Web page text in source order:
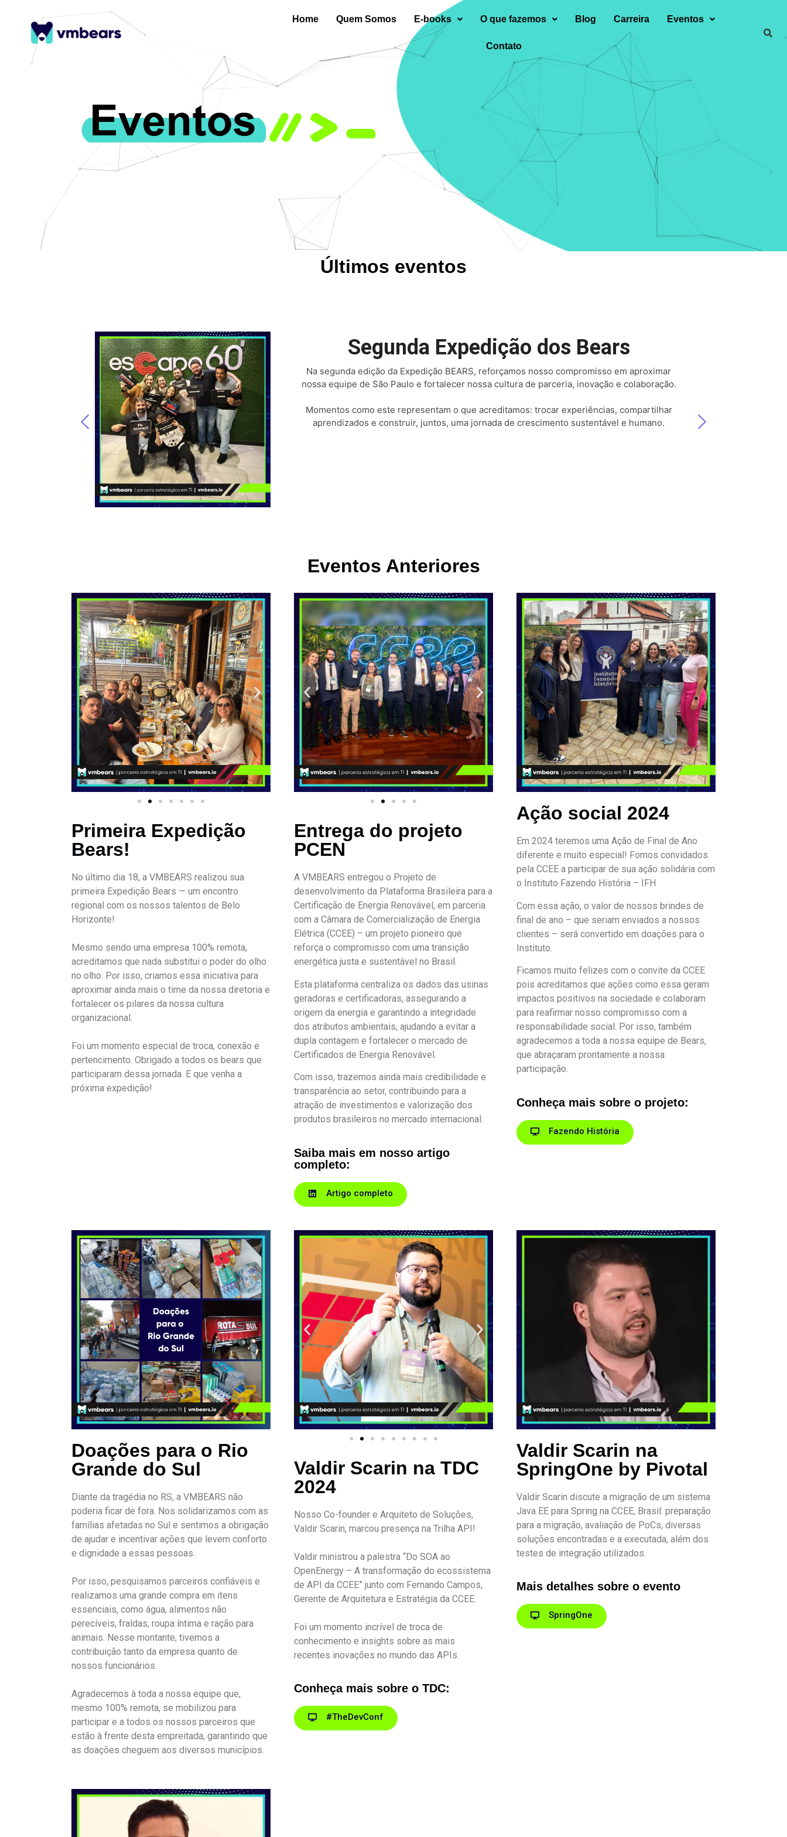
Home Quem Somos E-books O que fazemos Blog Carreira Eventos
Contato
Últimos eventos
Segunda Expedição dos Bears
Na segunda edição da Expedição BEARS, reforçamos nosso compromisso em aproximar
nossa equipe de São Paulo e fortalecer nossa cultura de parceria, inovação e colaboração.
Momentos como este representam o que acreditamos: trocar experiências, compartilhar
aprendizados e construir, juntos, uma jornada de crescimento sustentável e humano.
Eventos Anteriores
Primeira Expedição
Bears!
No último dia 18, a VMBEARS realizou sua
primeira Expedição Bears — um encontro
regional com os nossos talentos de Belo
Horizonte!
Mesmo sendo uma empresa 100% remota,
acreditamos que nada substitui o poder do olho
no olho. Por isso, criamos essa iniciativa para
aproximar ainda mais o time da nossa diretoria e
fortalecer os pilares da nossa cultura
organizacional.
Foi um momento especial de troca, conexão e
pertencimento. Obrigado a todos os bears que
participaram dessa jornada. E que venha a
próxima expedição!
Entrega do projeto
PCEN
A VMBEARS entregou o Projeto de
desenvolvimento da Plataforma Brasileira para a
Certificação de Energia Renovável, em parceria
com a Câmara de Comercialização de Energia
Elétrica (CCEE) – um projeto pioneiro que
reforça o compromisso com uma transição
energética justa e sustentável no Brasil.
Esta plataforma centraliza os dados das usinas
geradoras e certificadoras, assegurando a
origem da energia e garantindo a integridade
dos atributos ambientais, ajudando a evitar a
dupla contagem e fortalecer o mercado de
Certificados de Energia Renovável.
Com isso, trazemos ainda mais credibilidade e
transparência ao setor, contribuindo para a
atração de investimentos e valorização dos
produtos brasileiros no mercado internacional.
Saiba mais em nosso artigo
completo:
Artigo completo
Ação social 2024
Em 2024 teremos uma Ação de Final de Ano
diferente e muito especial! Fomos convidados
pela CCEE a participar de sua ação solidária com
o Instituto Fazendo História – IFH
Com essa ação, o valor de nossos brindes de
final de ano – que seriam enviados a nossos
clientes – será convertido em doações para o
Instituto.
Ficamos muito felizes com o convite da CCEE
pois acreditamos que ações como essa geram
impactos positivos na sociedade e colaboram
para reafirmar nosso compromisso com a
responsabilidade social. Por isso, também
agradecemos a toda a nossa equipe de Bears,
que abraçaram prontamente a nossa
participação.
Conheça mais sobre o projeto:
Fazendo História
Doações para o Rio
Grande do Sul
Diante da tragédia no RS, a VMBEARS não
poderia ficar de fora. Nos solidarizamos com as
famílias afetadas no Sul e sentimos a obrigação
de ajudar e incentivar ações que levem conforto
e dignidade a essas pessoas.
Por isso, pesquisamos parceiros confiáveis e
realizamos uma grande compra em itens
essenciais, como água, alimentos não
perecíveis, fraldas, roupa íntima e ração para
animais. Nesse montante, tivemos a
contribuição tanto da empresa quanto de
nossos funcionários.
Agradecemos à toda a nossa equipe que,
mesmo 100% remota, se mobilizou para
participar e a todos os nossos parceiros que
estão à frente desta empreitada, garantindo que
as doações cheguem aos diversos municípios.
Valdir Scarin na TDC
2024
Nosso Co-founder e Arquiteto de Soluções,
Valdir Scarin, marcou presença na Trilha API!
Valdir ministrou a palestra “Do SOA ao
OpenEnergy – A transformação do ecossistema
de API da CCEE” junto com Fernando Campos,
Gerente de Arquitetura e Estratégia da CCEE.
Foi um momento incrível de troca de
conhecimento e insights sobre as mais
recentes inovações no mundo das APIs.
Conheça mais sobre o TDC:
#TheDevConf
Valdir Scarin na
SpringOne by Pivotal
Valdir Scarin discute a migração de um sistema
Java EE para Spring na CCEE, Brasil: preparação
para a migração, avaliação de PoCs, diversas
soluções encontradas e a executada, além dos
testes de integração utilizados.
Mais detalhes sobre o evento
SpringOne